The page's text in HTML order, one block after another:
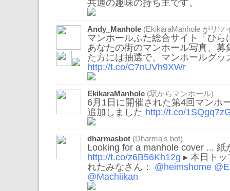
共通の趣味の持ち主です。
Andy_Manhole (EkikaraManhole がリツ
マンホールふた総合サイト「ひ
あなたの街のマンホール写真、
た方には抽選で、マンホールグッ
http://t.co/C7nUVh9XWr
EkikaraManhole (駅からマンホール)
6月1日に開催された第4回マンホ
追加しました http://t.co/
dharmasbot (Dharma's bot)
Looking for a manhole cover ... 紙
http://t.co/z6B56Kh12g ▸ 本日ト
れたみなさん： @heimshome
@Machiikan